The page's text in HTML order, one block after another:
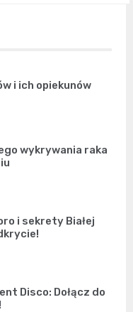
i ich opiekunów
wykrywania raka
i sekrety Białej
Disco: Dołącz do